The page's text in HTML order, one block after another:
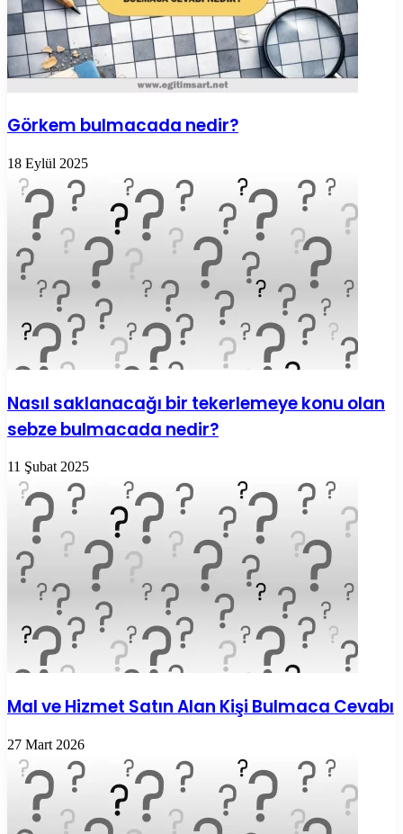
Görkem bulmacada nedir?
18 Eylül 2025
Nasıl saklanacağı bir tekerlemeye konu olan
sebze bulmacada nedir?
11 Şubat 2025
Mal ve Hizmet Satın Alan Kişi Bulmaca Cevabı
27 Mart 2026